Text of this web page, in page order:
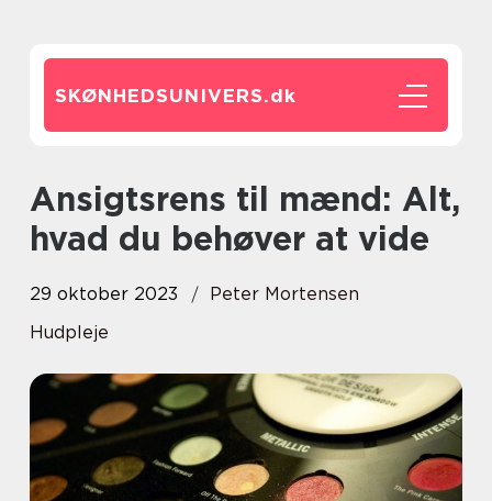
SKØNHEDSUNIVERS.dk
Ansigtsrens til mænd: Alt,
hvad du behøver at vide
29 oktober 2023
Peter Mortensen
Hudpleje